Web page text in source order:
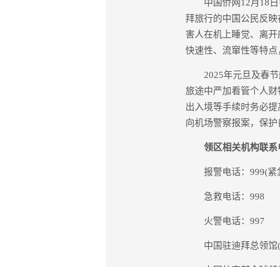
中国侨网12月18日
拜旅行的中国公民反
害人在机上睡觉、离
快速性、流窜性等特点
2025年元旦及春节
旅途中严加看管个人
出入境等手续时务必
向机场警察报案，保护
领区相关机构联系
报警电话：999(紧
急救电话：998
火警电话：997
中国驻迪拜总领馆(